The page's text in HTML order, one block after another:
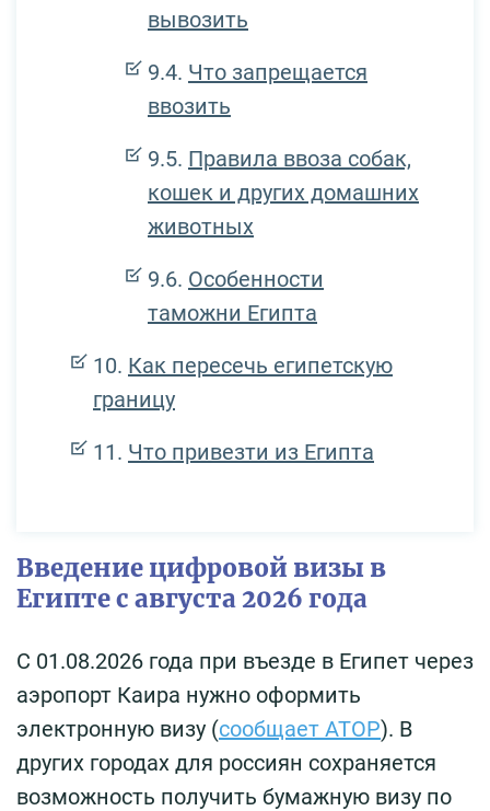
вывозить
Что запрещается
ввозить
Правила ввоза собак,
кошек и других домашних
животных
Особенности
таможни Египта
Как пересечь египетскую
границу
Что привезти из Египта
Введение цифровой визы в
Египте с августа 2026 года
С 01.08.2026 года при въезде в Египет через
аэропорт Каира нужно оформить
электронную визу (сообщает АТОР). В
других городах для россиян сохраняется
возможность получить бумажную визу по